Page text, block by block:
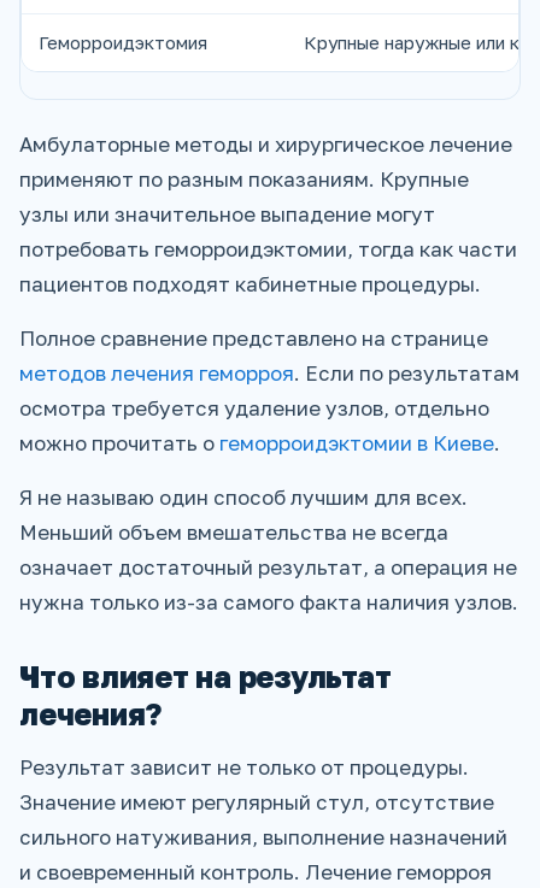
Геморроидэктомия Крупные наружные или
Амбулаторные методы и хирургическое лечение
применяют по разным показаниям. Крупные
узлы или значительное выпадение могут
потребовать геморроидэктомии, тогда как части
пациентов подходят кабинетные процедуры.
Полное сравнение представлено на странице
методов лечения геморроя. Если по результатам
осмотра требуется удаление узлов, отдельно
можно прочитать о геморроидэктомии в Киеве.
Я не называю один способ лучшим для всех.
Меньший объем вмешательства не всегда
означает достаточный результат, а операция не
нужна только из-за самого факта наличия узлов.
Что влияет на результат
лечения?
Результат зависит не только от процедуры.
Значение имеют регулярный стул, отсутствие
сильного натуживания, выполнение назначений
и своевременный контроль. Лечение геморроя